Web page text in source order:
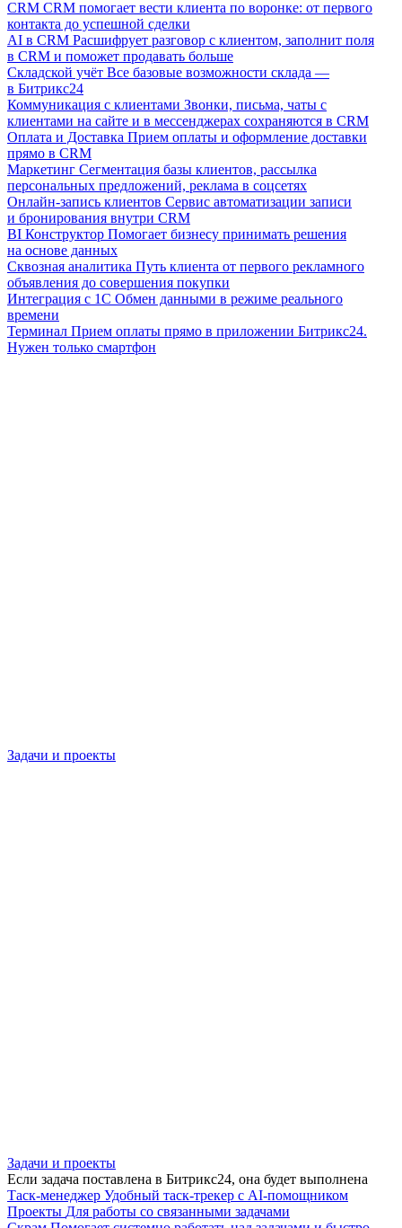
CRM CRM помогает вести клиента по воронке: от первого
контакта до успешной сделки
AI в CRM Расшифрует разговор с клиентом, заполнит поля
в CRM и поможет продавать больше
Складской учёт Все базовые возможности склада —
в Битрикс24
Коммуникация с клиентами Звонки, письма, чаты с
клиентами на сайте и в мессенджерах сохраняются в CRM
Оплата и Доставка Прием оплаты и оформление доставки
прямо в CRM
Маркетинг Сегментация базы клиентов, рассылка
персональных предложений, реклама в соцсетях
Онлайн-запись клиентов Сервис автоматизации записи
и бронирования внутри CRM
BI Конструктор Помогает бизнесу принимать решения
на основе данных
Сквозная аналитика Путь клиента от первого рекламного
объявления до совершения покупки
Интеграция с 1С Обмен данными в режиме реального
времени
Терминал Прием оплаты прямо в приложении Битрикс24.
Нужен только смартфон
Задачи и проекты
Задачи и проекты
Если задача поставлена в Битрикс24, она будет выполнена
Таск-менеджер Удобный таск-трекер с AI-помощником
Проекты Для работы со связанными задачами